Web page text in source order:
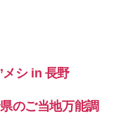
メシ in 長野
のご当地万能調